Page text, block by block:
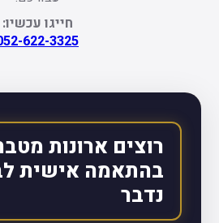
חייגו עכשיו:
622-3325
רוצים ארונות
בהתאמה אישית
נדבר